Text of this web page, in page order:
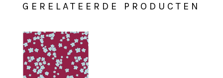
GERELATEERDE PRODUCTEN